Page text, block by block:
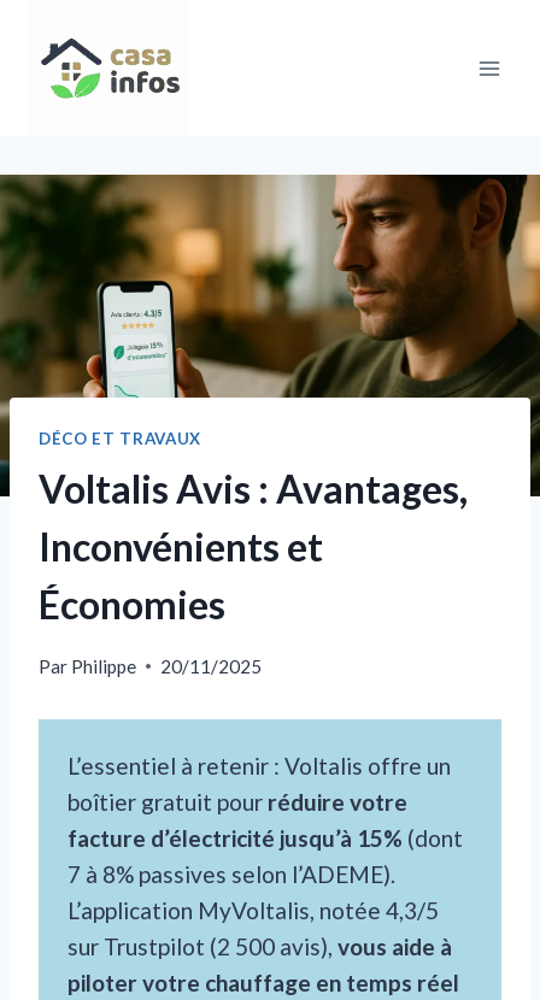
contenu
DÉCO ET TRAVAUX
Voltalis Avis : Avantages,
Inconvénients et
Économies
Par Philippe 20/11/2025
L’essentiel à retenir : Voltalis offre un
boîtier gratuit pour réduire votre
facture d’électricité jusqu’à 15% (dont
7 à 8% passives selon l’ADEME).
L’application MyVoltalis, notée 4,3/5
sur Trustpilot (2 500 avis), vous aide à
piloter votre chauffage en temps réel